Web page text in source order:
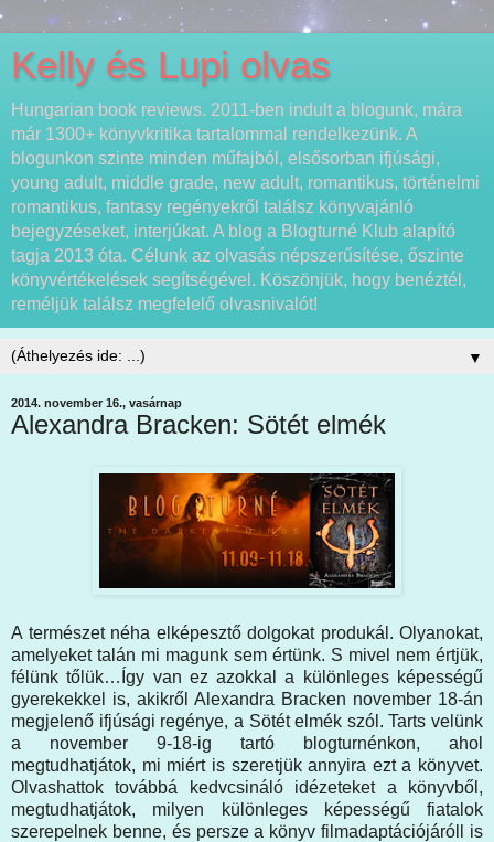
Kelly és Lupi olvas
Hungarian book reviews. 2011-ben indult a blogunk, mára
már 1300+ könyvkritika tartalommal rendelkezünk. A
blogunkon szinte minden műfajból, elsősorban ifjúsági,
young adult, middle grade, new adult, romantikus, történelmi
romantikus, fantasy regényekről találsz könyvajánló
bejegyzéseket, interjúkat. A blog a Blogturné Klub alapító
tagja 2013 óta. Célunk az olvasás népszerűsítése, őszinte
könyvértékelések segítségével. Köszönjük, hogy benéztél,
reméljük találsz megfelelő olvasnivalót!
▼
2014. november 16., vasárnap
Alexandra Bracken: Sötét elmék
A természet néha elképesztő dolgokat produkál. Olyanokat,
amelyeket talán mi magunk sem értünk. S mivel nem értjük,
félünk tőlük…Így van ez azokkal a különleges képességű
gyerekekkel is, akikről Alexandra Bracken november 18-án
megjelenő ifjúsági regénye, a Sötét elmék szól. Tarts velünk
a november 9-18-ig tartó blogturnénkon, ahol
megtudhatjátok, mi miért is szeretjük annyira ezt a könyvet.
Olvashattok továbbá kedvcsináló idézeteket a könyvből,
megtudhatjátok, milyen különleges képességű fiatalok
szerepelnek benne, és persze a könyv filmadaptációjáróll is